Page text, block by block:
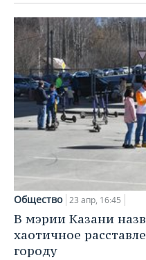
Общество 23 апр, 16:45
В мэрии Казани
хаотичное
городу